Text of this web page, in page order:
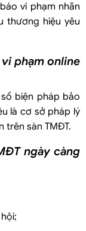
vi phạm nhãn
thương hiệu yêu
phạm online
biện pháp bảo
là cơ sở pháp lý
trên sàn TMĐT.
ngày càng